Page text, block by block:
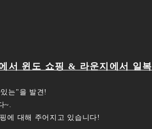
서 윈도 쇼핑 & 라운지에서 일복
는"을 발견!
~.
에 대해 주어지고 있습니다!